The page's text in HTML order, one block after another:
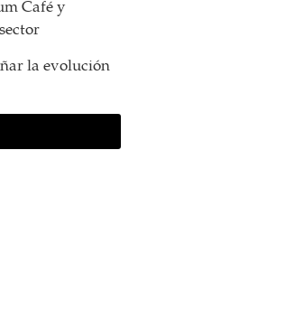
Café y
la evolución